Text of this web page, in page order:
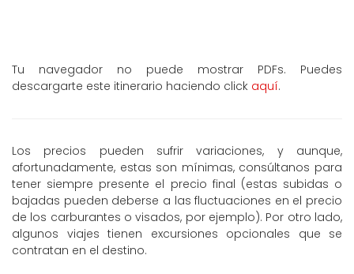
Tu navegador no puede mostrar PDFs. Puedes
descargarte este itinerario haciendo click aquí.
Los precios pueden sufrir variaciones, y aunque,
afortunadamente, estas son mínimas, consúltanos para
tener siempre presente el precio final (estas subidas o
bajadas pueden deberse a las fluctuaciones en el precio
de los carburantes o visados, por ejemplo). Por otro lado,
algunos viajes tienen excursiones opcionales que se
contratan en el destino.